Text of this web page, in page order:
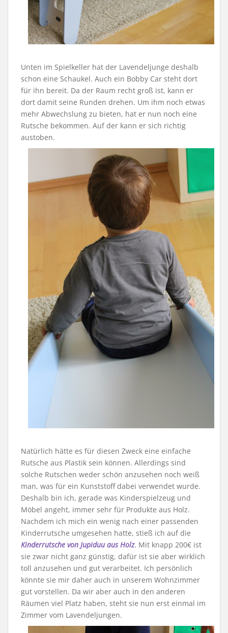
Unten im Spielkeller hat der Lavendeljunge deshalb
schon eine Schaukel. Auch ein Bobby Car steht dort
für ihn bereit. Da der Raum recht groß ist, kann er
dort damit seine Runden drehen. Um ihm noch etwas
mehr Abwechslung zu bieten, hat er nun noch eine
Rutsche bekommen. Auf der kann er sich richtig
austoben.
Natürlich hätte es für diesen Zweck eine einfache
Rutsche aus Plastik sein können. Allerdings sind
solche Rutschen weder schön anzusehen noch weiß
man, was für ein Kunststoff dabei verwendet wurde.
Deshalb bin ich, gerade was Kinderspielzeug und
Möbel angeht, immer sehr für Produkte aus Holz.
Nachdem ich mich ein wenig nach einer passenden
Kinderrutsche umgesehen hatte, stieß ich auf die
Kinderrutsche von Jupiduu aus Holz. Mit knapp 200€ ist
sie zwar nicht ganz günstig, dafür ist sie aber wirklich
toll anzusehen und gut verarbeitet. Ich persönlich
könnte sie mir daher auch in unserem Wohnzimmer
gut vorstellen. Da wir aber auch in den anderen
Räumen viel Platz haben, steht sie nun erst einmal im
Zimmer vom Lavendeljungen.